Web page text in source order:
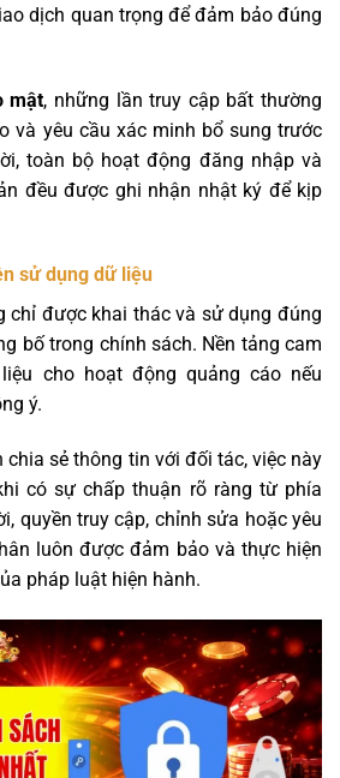
dịch quan trọng để đảm bảo đúng
mật, những lần truy cập bất thường
và yêu cầu xác minh bổ sung trước
toàn bộ hoạt động đăng nhập và
đều được ghi nhận nhật ký để kịp
sử dụng dữ liệu
chỉ được khai thác và sử dụng đúng
bố trong chính sách. Nền tảng cam
cho hoạt động quảng cáo nếu
ý.
chia sẻ thông tin với đối tác, việc này
có sự chấp thuận rõ ràng từ phía
quyền truy cập, chỉnh sửa hoặc yêu
luôn được đảm bảo và thực hiện
pháp luật hiện hành.